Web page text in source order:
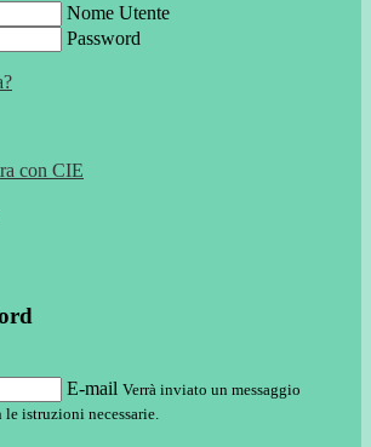
Nome Utente
Password
con CIE
E-mail Verrà inviato un messaggio
istruzioni necessarie.